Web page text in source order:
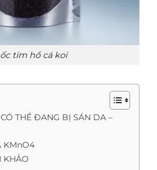
tím hồ cá koi
THỂ ĐANG BỊ SÁN DA –
KMnO4
KHẢO